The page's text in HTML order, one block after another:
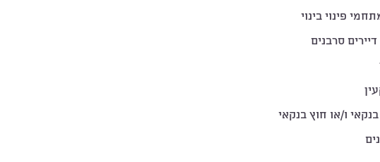
פינוי בינוי
סרבנים
בנקאי ו/או חוץ בנקאי